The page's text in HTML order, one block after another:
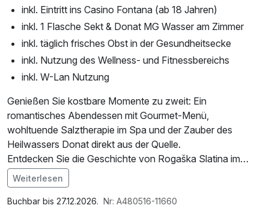
inkl. Eintritt ins Casino Fontana (ab 18 Jahren)
inkl. 1 Flasche Sekt & Donat MG Wasser am Zimmer
inkl. täglich frisches Obst in der Gesundheitsecke
inkl. Nutzung des Wellness- und Fitnessbereichs
inkl. W-Lan Nutzung
Genießen Sie kostbare Momente zu zweit: Ein
romantisches Abendessen mit Gourmet-Menü,
wohltuende Salztherapie im Spa und der Zauber des
Heilwassers Donat direkt aus der Quelle.
Entdecken Sie die Geschichte von Rogaška Slatina im
charmanten Museum Anin Dvor und lassen Sie Ihre
Auszeit entspannt ausklingen.
Im Angebot enthalten
1 x Welcome Drink, W-LAN Nutzung / Internetnutzung
Weiterlesen
Buchbar bis 27.12.2026. Nr: A480516-11660